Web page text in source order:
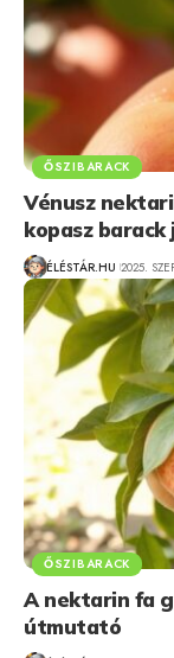
ŐSZIBARACK
Vénusz
kopasz barack
ÉLÉSTÁR.HU 2025.
ŐSZIBARACK
A nektarin fa
útmutató